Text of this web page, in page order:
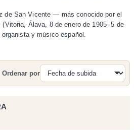
de San Vicente — más conocido por el
Álava, 8 de enero de 1905- 5 de
organista y músico español.
Buscar
Ordenar por